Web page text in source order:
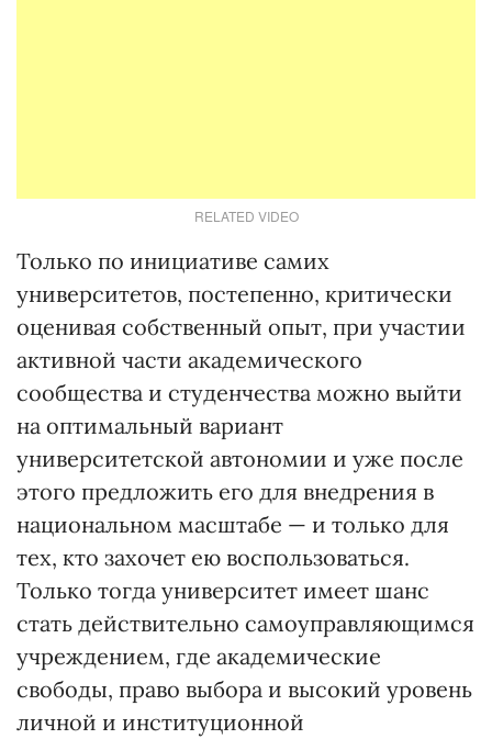
RELATED VIDEO
Только по инициативе самих
университетов, постепенно, критически
оценивая собственный опыт, при участии
активной части академического
сообщества и студенчества можно выйти
на оптимальный вариант
университетской автономии и уже после
этого предложить его для внедрения в
национальном масштабе — и только для
тех, кто захочет ею воспользоваться.
Только тогда университет имеет шанс
стать действительно самоуправляющимся
учреждением, где академические
свободы, право выбора и высокий уровень
личной и институционной